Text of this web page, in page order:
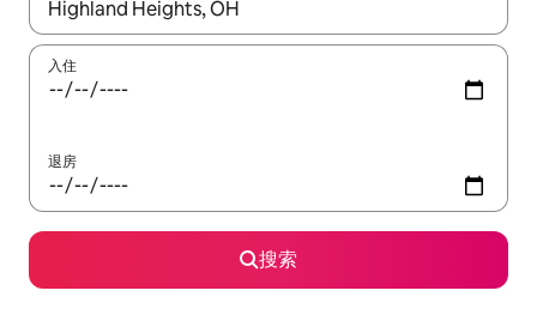
如有搜索结果，请使用上下方向键查看，或通过点击或滑动手势
入住
退房
搜索